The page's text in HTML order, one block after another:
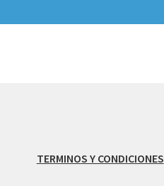
TERMINOS Y CONDICIONES